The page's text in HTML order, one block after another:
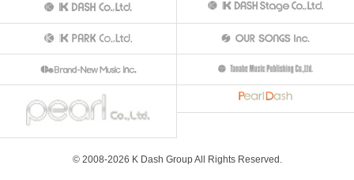
© 2008-2026 K Dash Group All Rights Reserved.